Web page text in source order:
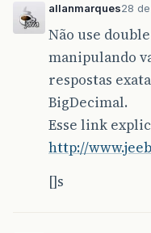
allanmarques28
Não use
manipulando
respostas
BigDecimal.
Esse link
http://
[]s